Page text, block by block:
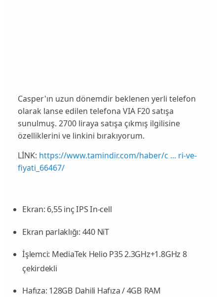
Casper'ın uzun dönemdir beklenen yerli telefon
olarak lanse edilen telefona VIA F20 satışa
sunulmuş. 2700 liraya satışa çıkmış ilgilisine
özelliklerini ve linkini bırakıyorum.
LİNK: https://www.tamindir.com/haber/c ... ri-ve-
fiyati_66467/
Ekran: 6,55 inç IPS In-cell
Ekran parlaklığı: 440 NiT
İşlemci: MediaTek Helio P35 2.3GHz+1.8GHz 8
çekirdekli
Hafıza: 128GB Dahili Hafıza / 4GB RAM